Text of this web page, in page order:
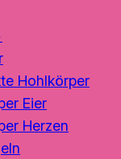
Hohlkörper
Eier
Herzen